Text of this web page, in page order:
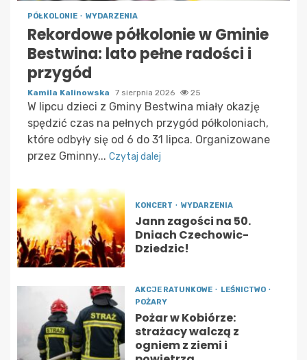
PÓŁKOLONIE WYDARZENIA
Rekordowe półkolonie w Gminie
Bestwina: lato pełne radości i
przygód
Kamila Kalinowska 7 sierpnia 2026 25
W lipcu dzieci z Gminy Bestwina miały okazję
spędzić czas na pełnych przygód półkoloniach,
które odbyły się od 6 do 31 lipca. Organizowane
przez Gminny... Czytaj dalej
KONCERT WYDARZENIA
Jann zagości na 50.
Dniach Czechowic-
Dziedzic!
AKCJE RATUNKOWE
LEŚNICTWO
POŻARY
Pożar w Kobiórze:
strażacy walczą z
ogniem z ziemi i